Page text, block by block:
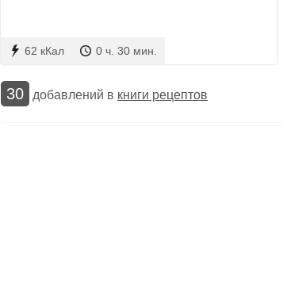
62 кКал 0 ч. 30 мин.
30 добавлений в книги рецептов